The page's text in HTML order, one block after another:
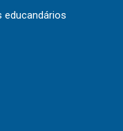
educandários